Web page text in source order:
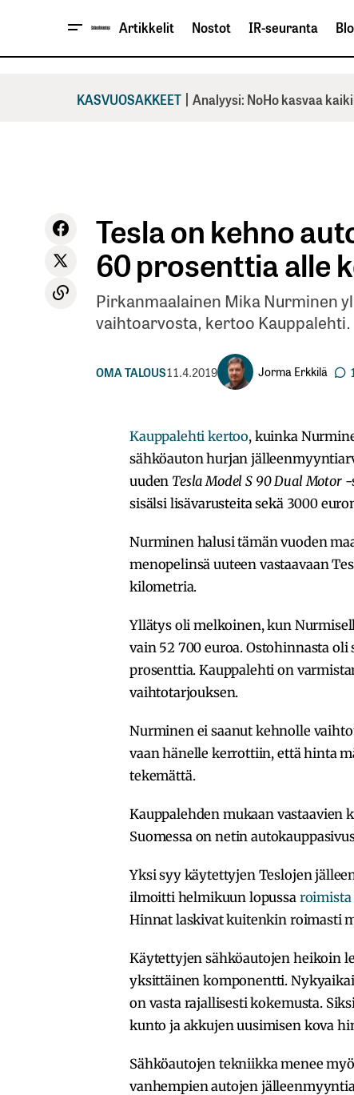
Artikkelit Nostot IR-seuranta
KASVUOSAKKEET | Analyysi: NoHo kasvaa
Tesla on kehno
60 prosenttia alle
Pirkanmaalainen Mika Nurminen
vaihtoarvosta, kertoo Kauppalehti.
OMA TALOUS11.4.2019 Jorma Erkkilä
Kauppalehti kertoo, kuinka
sähköauton hurjan
uuden Tesla Model S 90 Dual Motor-
sisälsi lisävarusteita sekä 3000
Nurminen halusi tämän vuoden
menopelinsä uuteen vastaavaan
kilometria.
Yllätys oli melkoinen, kun
vain 52 700 euroa. Ostohinnasta
prosenttia. Kauppalehti on
vaihtotarjouksen.
Nurminen ei saanut kehnolle
vaan hänelle kerrottiin, että hinta
tekemättä.
Kauppalehden mukaan
Suomessa on netin
Yksi syy käytettyjen Teslojen
ilmoitti helmikuun lopussa
Hinnat laskivat kuitenkin roimasti
Käytettyjen sähköautojen heikoin
yksittäinen komponentti.
on vasta rajallisesti kokemusta.
kunto ja akkujen uusimisen kova
Sähköautojen tekniikka menee
vanhempien autojen